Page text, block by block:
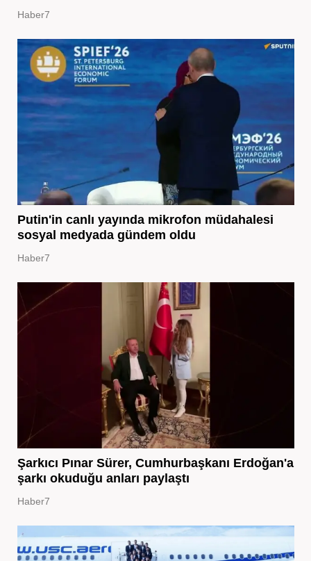
Haber7
Putin'in canlı yayında mikrofon müdahalesi
sosyal medyada gündem oldu
Haber7
Şarkıcı Pınar Sürer, Cumhurbaşkanı Erdoğan'a
şarkı okuduğu anları paylaştı
Haber7